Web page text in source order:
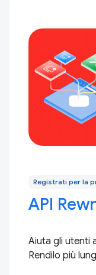
Registrati per la
API
Aiuta gli utenti
Rendilo più